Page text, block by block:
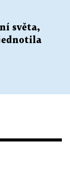
světa,